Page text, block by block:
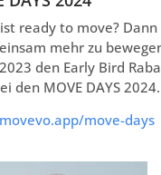
ready to move?
mehr zu
den Early Bird
den MOVE DAYS 2024.
move-days